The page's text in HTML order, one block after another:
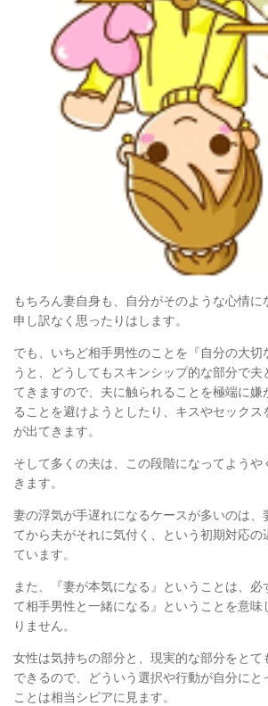
もちろん妻自身も、自分がそのような心情に
申し訳なく思ったりはします。
でも、いちど相手男性のことを『自分の大切
うと、
どうしてもスキンシップ的な部分で夫
てきますので、 夫に触られることを極端に嫌
ることを避けようとしたり、 キスやセックス
が出てきます。
そして多くの夫は、この段階になってようや
きます。
妻の浮気が手遅れになるケースが多いのは、
てから夫がそれに気付く、という初期対応の
ています。
また、『妻が本気になる』ということは、 必
て相手男性と一緒になる』ということを意味
りません。
女性は気持ちの部分と、現実的な部分をとて
できるので、
どういう選択や行動が自分にと
ことは相当シビアに見ます。